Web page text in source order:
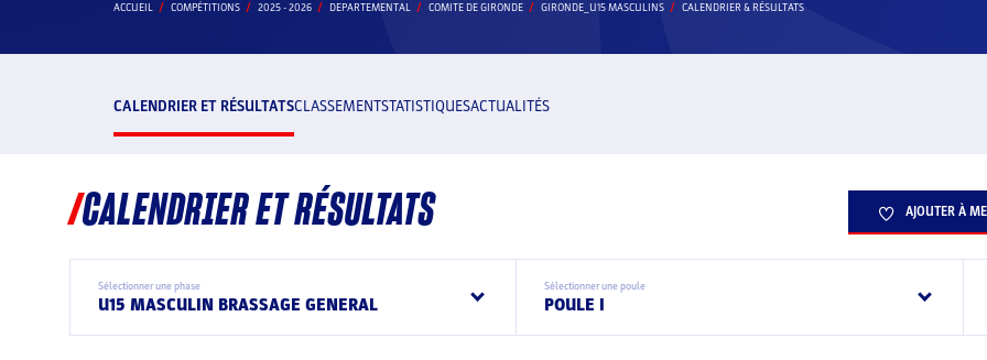
ACCUEIL COMPÉTITIONS 2025 - 2026 DEPARTEMENTAL COMITE DE GIRONDE GIRONDE_U15 MASCULINS CALENDRIER & RÉSULTATS
CALENDRIER ET RÉSULTATSCLASSEMENTSTATISTIQUESACTUALITÉS
CALENDRIER ET RÉSULTATS AJOUTER À
Sélectionner une phase
U15 MASCULIN BRASSAGE GENERAL
Sélectionner une poule
POULE I